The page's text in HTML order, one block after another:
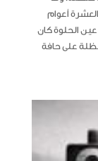
أعوام
الحلوة كان
على حافة